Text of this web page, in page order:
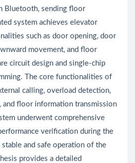
Bluetooth, sending floor
system achieves elevator
such as door opening, door
movement, and floor
circuit design and single-chip
The core functionalities of
calling, overload detection,
and floor information transmission
underwent comprehensive
verification during the
and safe operation of the
provides a detailed